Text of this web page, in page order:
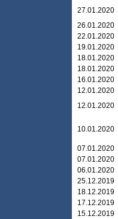
27.01.2020
26.01.2020
22.01.2020
19.01.2020
18.01.2020
18.01.2020
16.01.2020
12.01.2020
12.01.2020
10.01.2020
07.01.2020
07.01.2020
06.01.2020
25.12.2019
18.12.2019
17.12.2019
15.12.2019